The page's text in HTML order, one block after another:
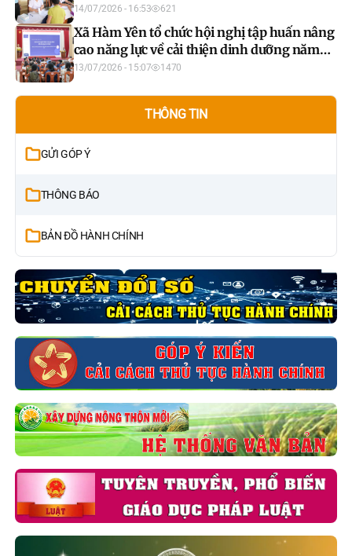
14/07/2026 - 16:53 621
Xã Hàm Yên tổ chức hội nghị tập huấn nâng
cao năng lực về cải thiện dinh dưỡng năm
2026
13/07/2026 - 15:07 1470
THÔNG TIN
GỬI GÓP Ý
THÔNG BÁO
BẢN ĐỒ HÀNH CHÍNH